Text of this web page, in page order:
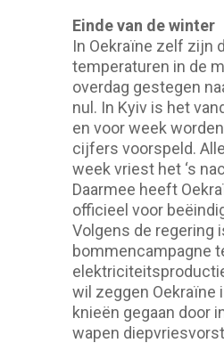
Einde van de winter
In Oekraïne zelf zijn
temperaturen in de
overdag gestegen
nul. In Kyiv is het
en voor week
cijfers voorspeld.
week vriest het ‘s
Daarmee heeft
officieel voor
Volgens de regering
bommencampagne
wil zeggen Oekraïne
knieën gegaan door
wapen